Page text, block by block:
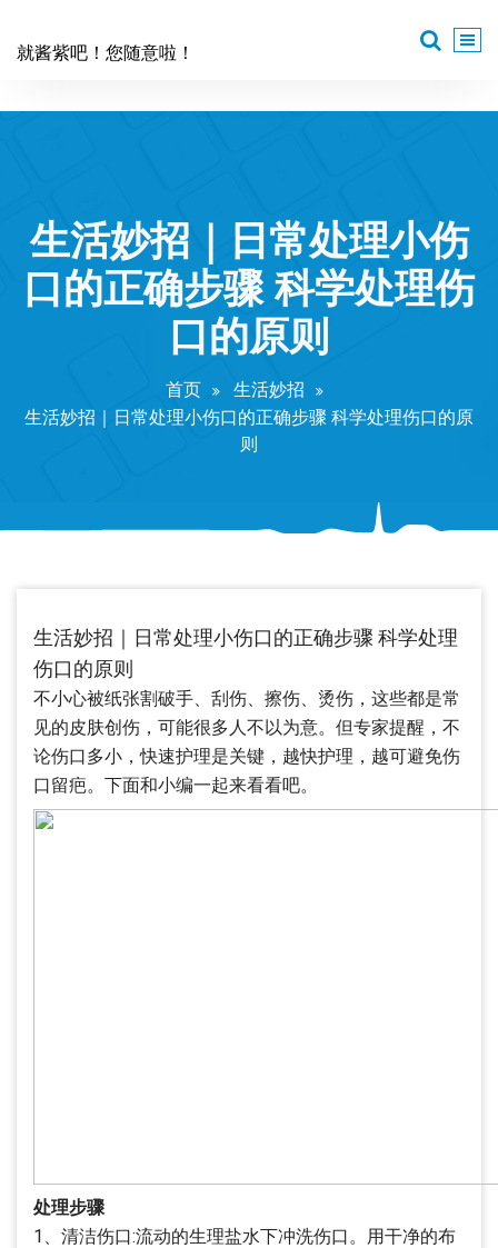
就酱紫吧！您随意啦！
生活妙招｜日常处理小伤
口的正确步骤 科学处理伤
口的原则
首页
生活妙招
生活妙招｜日常处理小伤口的正确步骤 科学处理伤口的原
则
生活妙招｜日常处理小伤口的正确步骤 科学处理
伤口的原则
不小心被纸张割破手、刮伤、擦伤、烫伤，这些都是常
见的皮肤创伤，可能很多人不以为意。但专家提醒，不
论伤口多小，快速护理是关键，越快护理，越可避免伤
口留疤。下面和小编一起来看看吧。
处理步骤
1、清洁伤口:流动的生理盐水下冲洗伤口。用干净的布